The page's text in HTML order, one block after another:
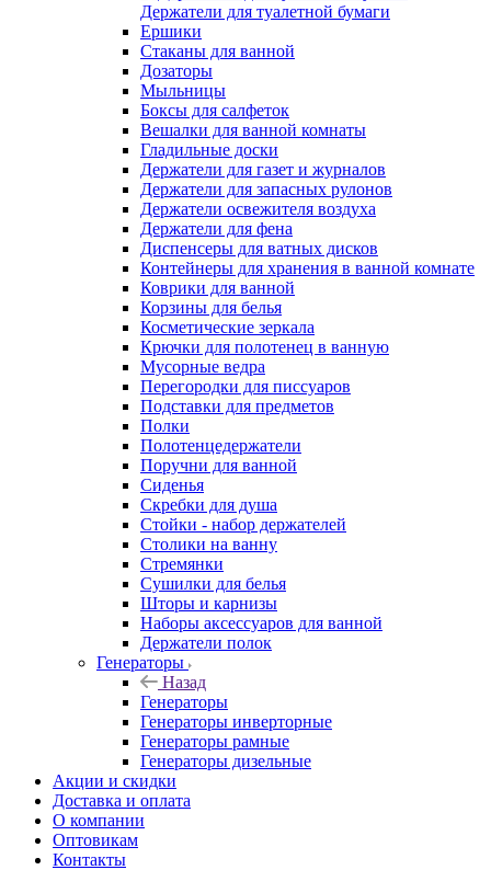
Держатели для туалетной бумаги
Ершики
Стаканы для ванной
Дозаторы
Мыльницы
Боксы для салфеток
Вешалки для ванной комнаты
Гладильные доски
Держатели для газет и журналов
Держатели для запасных рулонов
Держатели освежителя воздуха
Держатели для фена
Диспенсеры для ватных дисков
Контейнеры для хранения в ванной комнате
Коврики для ванной
Корзины для белья
Косметические зеркала
Крючки для полотенец в ванную
Мусорные ведра
Перегородки для писсуаров
Подставки для предметов
Полки
Полотенцедержатели
Поручни для ванной
Сиденья
Скребки для душа
Стойки - набор держателей
Столики на ванну
Стремянки
Сушилки для белья
Шторы и карнизы
Наборы аксессуаров для ванной
Держатели полок
Генераторы
Назад
Генераторы
Генераторы инверторные
Генераторы рамные
Генераторы дизельные
Акции и скидки
Доставка и оплата
О компании
Оптовикам
Контакты